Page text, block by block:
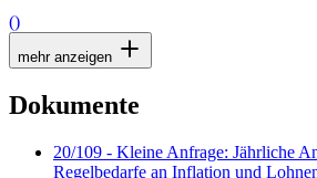
()
mehr anzeigen
Dokumente
20/109 - Kleine Anfrage: Jährliche
Regelbedarfe an Inflation und